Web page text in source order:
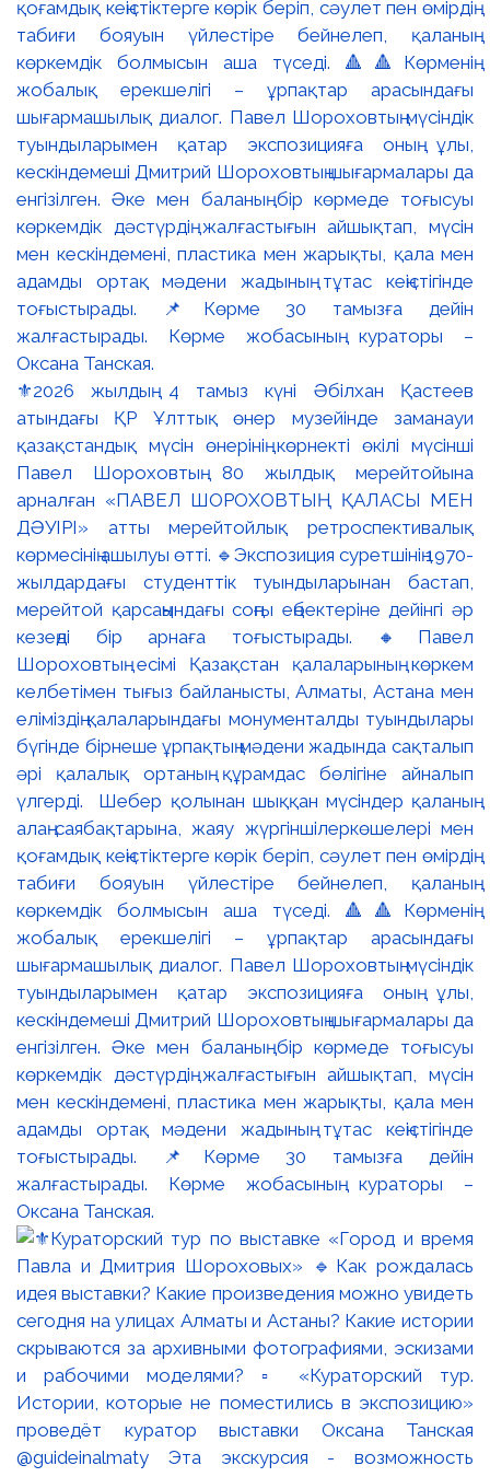
⚜️2026 жылдың 4 тамыз күні Әбілхан Қастеев
атындағы ҚР Ұлттық өнер музейінде заманауи
қазақстандық мүсін өнерінің көрнекті өкілі мүсінші
Павел Шороховтың 80 жылдық мерейтойына
арналған «ПАВЕЛ ШОРОХОВТЫҢ ҚАЛАСЫ МЕН
ДӘУІРІ» атты мерейтойлық ретроспективалық
көрмесінің ашылуы өтті. 🔹Экспозиция суретшінің 1970-
жылдардағы студенттік туындыларынан бастап,
мерейтой қарсаңындағы соңғы еңбектеріне дейінгі әр
кезеңді бір арнаға тоғыстырады. 🔸Павел
Шороховтың есімі Қазақстан қалаларының көркем
келбетімен тығыз байланысты, Алматы, Астана мен
еліміздің қалаларындағы монументалды туындылары
бүгінде бірнеше ұрпақтың мәдени жадында сақталып
әрі қалалық ортаның құрамдас бөлігіне айналып
үлгерді. Шебер қолынан шыққан мүсіндер қаланың
алаң-саябақтарына, жаяу жүргіншілеркөшелері мен
қоғамдық кеңістіктерге көрік беріп, сәулет пен өмірдің
табиғи бояуын үйлестіре бейнелеп, қаланың
көркемдік болмысын аша түседі. 🔺🔺Көрменің
жобалық ерекшелігі – ұрпақтар арасындағы
шығармашылық диалог. Павел Шороховтың мүсіндік
туындыларымен қатар экспозицияға оның ұлы,
кескіндемеші Дмитрий Шороховтың шығармалары да
енгізілген. Әке мен баланың бір көрмеде тоғысуы
көркемдік дәстүрдің жалғастығын айшықтап, мүсін
мен кескіндемені, пластика мен жарықты, қала мен
адамды ортақ мәдени жадының тұтас кеңістігінде
тоғыстырады. 📌Көрме 30 тамызға дейін
жалғастырады. Көрме жобасының кураторы –
Оксана Танская.